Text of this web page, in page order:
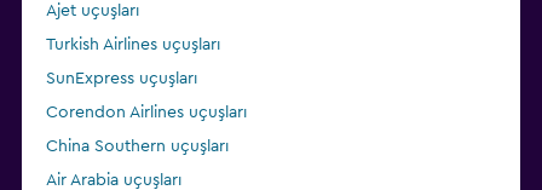
Ajet uçuşları
Turkish Airlines uçuşları
SunExpress uçuşları
Corendon Airlines uçuşları
China Southern uçuşları
Air Arabia uçuşları